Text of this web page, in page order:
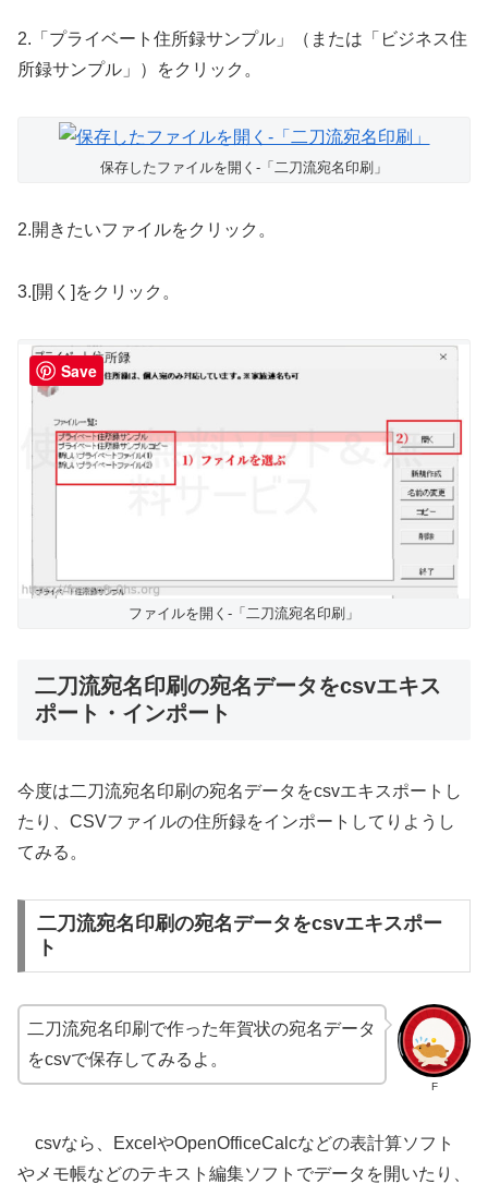
2.「プライベート住所録サンプル」（または「ビジネス住
所録サンプル」）をクリック。
保存したファイルを開く-「二刀流宛名印刷」
2.開きたいファイルをクリック。
3.[開く]をクリック。
ファイルを開く-「二刀流宛名印刷」
二刀流宛名印刷の宛名データをcsvエキス
ポート・インポート
今度は二刀流宛名印刷の宛名データをcsvエキスポートし
たり、CSVファイルの住所録をインポートしてりようし
てみる。
二刀流宛名印刷の宛名データをcsvエキスポー
ト
F
二刀流宛名印刷で作った年賀状の宛名データ
をcsvで保存してみるよ。
csvなら、ExcelやOpenOfficeCalcなどの表計算ソフト
やメモ帳などのテキスト編集ソフトでデータを開いたり、
Save